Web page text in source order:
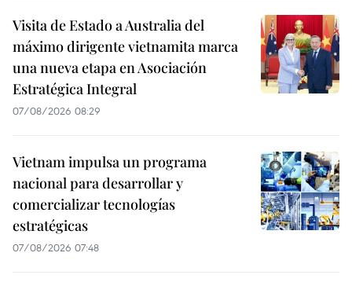
Visita de Estado a Australia del
máximo dirigente vietnamita marca
una nueva etapa en Asociación
Estratégica Integral
07/08/2026 08:29
Vietnam impulsa un programa
nacional para desarrollar y
comercializar tecnologías
estratégicas
07/08/2026 07:48